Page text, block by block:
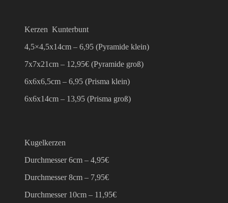
Kerzen Kunterbunt
4,5×4,5x14cm – 6,95 (Pyramide klein)
7x7x21cm – 12,95€ (Pyramide groß)
6x6x6,5cm – 6,95 (Prisma klein)
6x6x14cm – 13,95 (Prisma groß)
Kugelkerzen
Durchmesser 6cm – 4,95€
Durchmesser 8cm – 7,95€
Durchmesser 10cm – 11,95€